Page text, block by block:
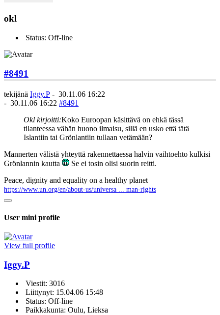
okl
Status: Off-line
#8491
tekijänä Iggy.P - 30.11.06 16:22
- 30.11.06 16:22 #8491
Okl kirjoitti:Koko Euroopan käsittävä on ehkä tässä
tilanteessa vähän huono ilmaisu, sillä en usko että tätä
Islantiin tai Grönlantiin tullaan vetämään?
Mannerten välistä yhteyttä rakennettaessa halvin vaihtoehto kulkisi
Grönlannin kautta
Se ei tosin olisi suorin reitti.
Peace, dignity and equality on a healthy planet
https://www.un.org/en/about-us/universa ... man-rights
User mini profile
View full profile
Iggy.P
Viestit: 3016
Liittynyt: 15.04.06 15:48
Status: Off-line
Paikkakunta: Oulu, Lieksa